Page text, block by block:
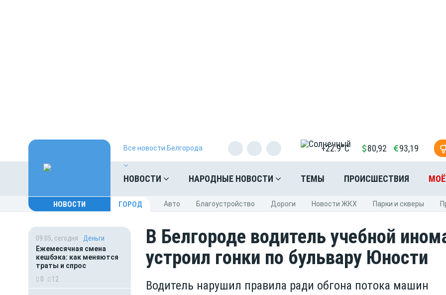
Все новости Белгорода +22.9°C 80,92 93,19
НОВОСТИ НАРОДНЫЕ НОВОСТИ ТЕМЫ ПРОИСШЕСТВИЯ
НОВОСТИ ГОРОД Авто Благоустройство Дороги Новости ЖКХ Парки и скверы
09:05, сегодня
Деньги
Ежемесячная смена
кешбэка: как меняются
траты и спрос
0
12
В Белгороде водитель учебной
устроил гонки по бульвару Юности
Водитель нарушил правила ради обгона потока машин